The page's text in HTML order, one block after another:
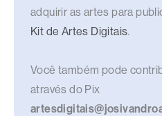
adquirir as artes para
Kit de Artes Digitais.
Você também pode
através do Pix